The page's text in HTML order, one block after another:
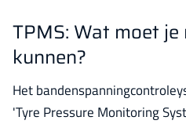
TPMS: Wat moet
kunnen?
Het
'Tyre Pressure Monitoring